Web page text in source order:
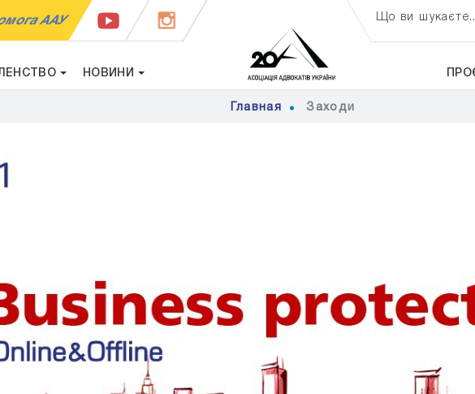
ААУ Що ви
НОВИНИ
Главная Заходи